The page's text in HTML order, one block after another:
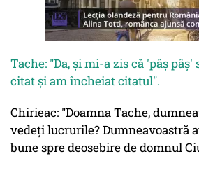
Tache: "Da, și mi-a zis că 'pâș
citat și am încheiat citatul".
Chirieac: "Doamna Tache,
vedeți lucrurile? Dumneavoastră
bune spre deosebire de domnul